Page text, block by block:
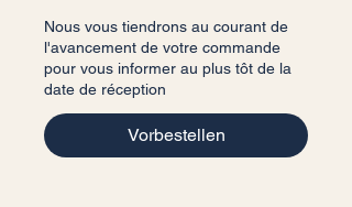
Nous vous tiendrons au courant de
l'avancement de votre commande
pour vous informer au plus tôt de la
date de réception
Vorbestellen